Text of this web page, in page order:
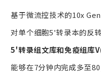
基于微流控技术的10x
对单个细胞5'转录本的反
5'转录组文库和免疫组库
能够在7分钟内完成多至